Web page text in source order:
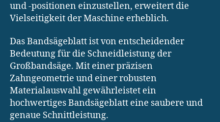
und -positionen einzustellen, erweitert die
Vielseitigkeit der Maschine erheblich.
Das Bandsägeblatt ist von entscheidender
Bedeutung für die Schneidleistung der
Großbandsäge. Mit einer präzisen
Zahngeometrie und einer robusten
Materialauswahl gewährleistet ein
hochwertiges Bandsägeblatt eine saubere und
genaue Schnittleistung.